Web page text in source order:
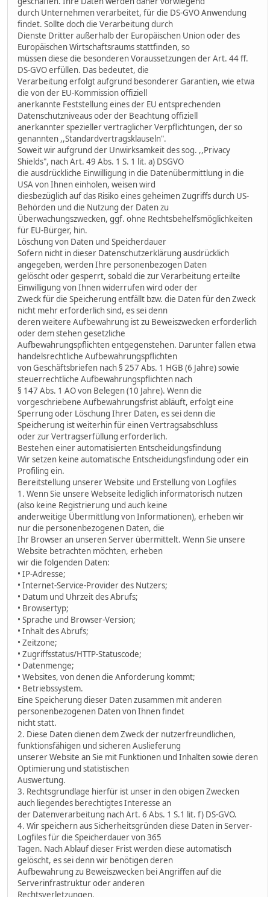
durch Unternehmen verarbeitet, für die DS-GVO Anwendung
findet. Sollte doch die Verarbeitung durch
Dienste Dritter außerhalb der Europäischen Union oder des
Europäischen Wirtschaftsraums stattfinden, so
müssen diese die besonderen Voraussetzungen der Art. 44 ff.
DS-GVO erfüllen. Das bedeutet, die
Verarbeitung erfolgt aufgrund besonderer Garantien, wie etwa
die von der EU-Kommission offiziell
anerkannte Feststellung eines der EU entsprechenden
Datenschutzniveaus oder der Beachtung offiziell
anerkannter spezieller vertraglicher Verpflichtungen, der so
genannten ,,Standardvertragsklauseln".
Soweit wir aufgrund der Unwirksamkeit des sog. ,,Privacy
Shields", nach Art. 49 Abs. 1 S. 1 lit. a) DSGVO
die ausdrückliche Einwilligung in die Datenübermittlung in die
USA von Ihnen einholen, weisen wird
diesbezüglich auf das Risiko eines geheimen Zugriffs durch US-
Behörden und die Nutzung der Daten zu
Überwachungszwecken, ggf. ohne Rechtsbehelfsmöglichkeiten
für EU-Bürger, hin.
Löschung von Daten und Speicherdauer
Sofern nicht in dieser Datenschutzerklärung ausdrücklich
angegeben, werden Ihre personenbezogen Daten
gelöscht oder gesperrt, sobald die zur Verarbeitung erteilte
Einwilligung von Ihnen widerrufen wird oder der
Zweck für die Speicherung entfällt bzw. die Daten für den Zweck
nicht mehr erforderlich sind, es sei denn
deren weitere Aufbewahrung ist zu Beweiszwecken erforderlich
oder dem stehen gesetzliche
Aufbewahrungspflichten entgegenstehen. Darunter fallen etwa
handelsrechtliche Aufbewahrungspflichten
von Geschäftsbriefen nach § 257 Abs. 1 HGB (6 Jahre) sowie
steuerrechtliche Aufbewahrungspflichten nach
§ 147 Abs. 1 AO von Belegen (10 Jahre). Wenn die
vorgeschriebene Aufbewahrungsfrist abläuft, erfolgt eine
Sperrung oder Löschung Ihrer Daten, es sei denn die
Speicherung ist weiterhin für einen Vertragsabschluss
oder zur Vertragserfüllung erforderlich.
Bestehen einer automatisierten Entscheidungsfindung
Wir setzen keine automatische Entscheidungsfindung oder ein
Profiling ein.
Bereitstellung unserer Website und Erstellung von Logfiles
1. Wenn Sie unsere Webseite lediglich informatorisch nutzen
(also keine Registrierung und auch keine
anderweitige Übermittlung von Informationen), erheben wir
nur die personenbezogenen Daten, die
Ihr Browser an unseren Server übermittelt. Wenn Sie unsere
Website betrachten möchten, erheben
wir die folgenden Daten:
• IP-Adresse;
• Internet-Service-Provider des Nutzers;
• Datum und Uhrzeit des Abrufs;
• Browsertyp;
• Sprache und Browser-Version;
• Inhalt des Abrufs;
• Zeitzone;
• Zugriffsstatus/HTTP-Statuscode;
• Datenmenge;
• Websites, von denen die Anforderung kommt;
• Betriebssystem.
Eine Speicherung dieser Daten zusammen mit anderen
personenbezogenen Daten von Ihnen findet
nicht statt.
2. Diese Daten dienen dem Zweck der nutzerfreundlichen,
funktionsfähigen und sicheren Auslieferung
unserer Website an Sie mit Funktionen und Inhalten sowie deren
Optimierung und statistischen
Auswertung.
3. Rechtsgrundlage hierfür ist unser in den obigen Zwecken
auch liegendes berechtigtes Interesse an
der Datenverarbeitung nach Art. 6 Abs. 1 S.1 lit. f) DS-GVO.
4. Wir speichern aus Sicherheitsgründen diese Daten in Server-
Logfiles für die Speicherdauer von 365
Tagen. Nach Ablauf dieser Frist werden diese automatisch
gelöscht, es sei denn wir benötigen deren
Aufbewahrung zu Beweiszwecken bei Angriffen auf die
Serverinfrastruktur oder anderen
Rechtsverletzungen.